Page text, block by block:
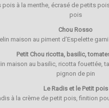
à la menthe, écrasé de petits
pois
Chou Rosso
maison au piment d’Espelette
Petit Chou ricotta, basilic,
maison au basilic, ricotta fouettée,
pignon de pin
Le Radis et le Petit pois
à la crème de petit pois, finition